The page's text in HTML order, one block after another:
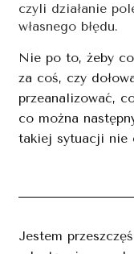
czyli działanie
własnego błędu.
Nie po to, żeby
za coś, czy
przeanalizować,
co można
takiej sytuacji nie
Jestem